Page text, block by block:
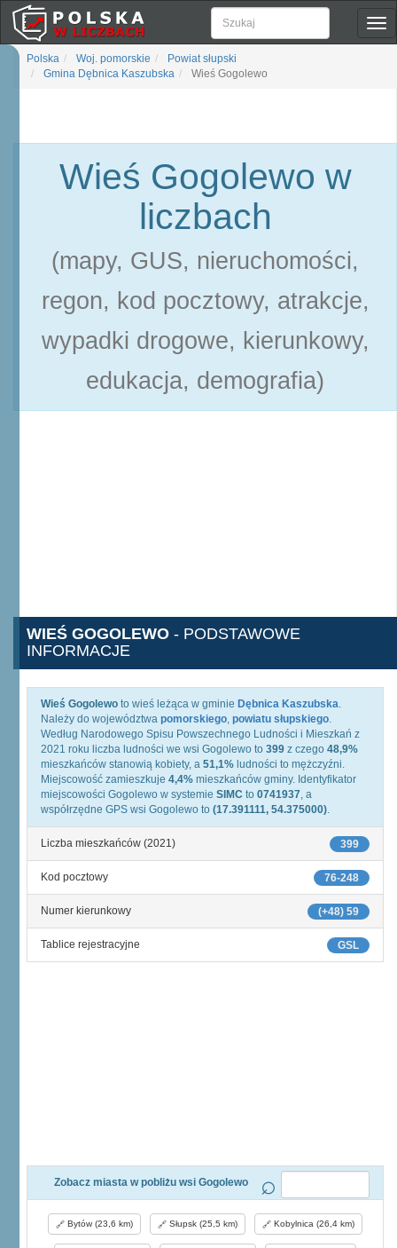
Polska Woj. pomorskie
Powiat słupski
Gmina Dębnica Kaszubska
Wieś Gogolewo
Wieś Gogolewo w
liczbach
(mapy, GUS, nieruchomości,
regon, kod pocztowy, atrakcje,
wypadki drogowe, kierunkowy,
edukacja, demografia)
WIEŚ GOGOLEWO - PODSTAWOWE
INFORMACJE
Wieś Gogolewo to wieś leżąca w gminie Dębnica Kaszubska.
Należy do województwa pomorskiego, powiatu słupskiego.
Według Narodowego Spisu Powszechnego Ludności i Mieszkań z
2021 roku liczba ludności we wsi Gogolewo to 399 z czego 48,9%
mieszkańców stanowią kobiety, a 51,1% ludności to mężczyźni.
Miejscowość zamieszkuje 4,4% mieszkańców gminy. Identyfikator
miejscowości Gogolewo w systemie SIMC to 0741937, a
współrzędne GPS wsi Gogolewo to (17.391111, 54.375000).
399
Liczba mieszkańców (2021)
76-248
Kod pocztowy
(+48) 59
Numer kierunkowy
GSL
Tablice rejestracyjne
Zobacz miasta w pobliżu wsi Gogolewo
Bytów (23,6 km) Słupsk (25,5 km) Kobylnica (26,4 km)